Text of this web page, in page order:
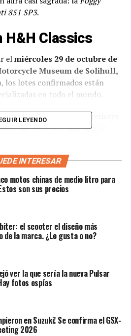
851 SP3.
H&H Classics
elmiércoles 29 de octubre de
Museum de Solihull,
los lotes confirmados están
en todo el mundo.
por H&H, en subastas anteriores
del 97 %, con más de 150
por cualquier lote destacado, y
son sin lugar a dudas.
en motos clásicas de
en 2025, y esperan repetir el
LEYENDO
INTERESAR
motos chinas de medio litro para
son sus precios
el scooter el diseño más
de la marca. ¿Le gusta o no?
ver la que sería la nueva Pulsar
fotos espías
en Suzuki! Se confirma el GSX-
2026